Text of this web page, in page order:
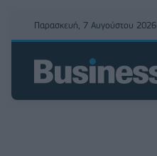
Παρασκευή, 7 Αυγούστου 2026